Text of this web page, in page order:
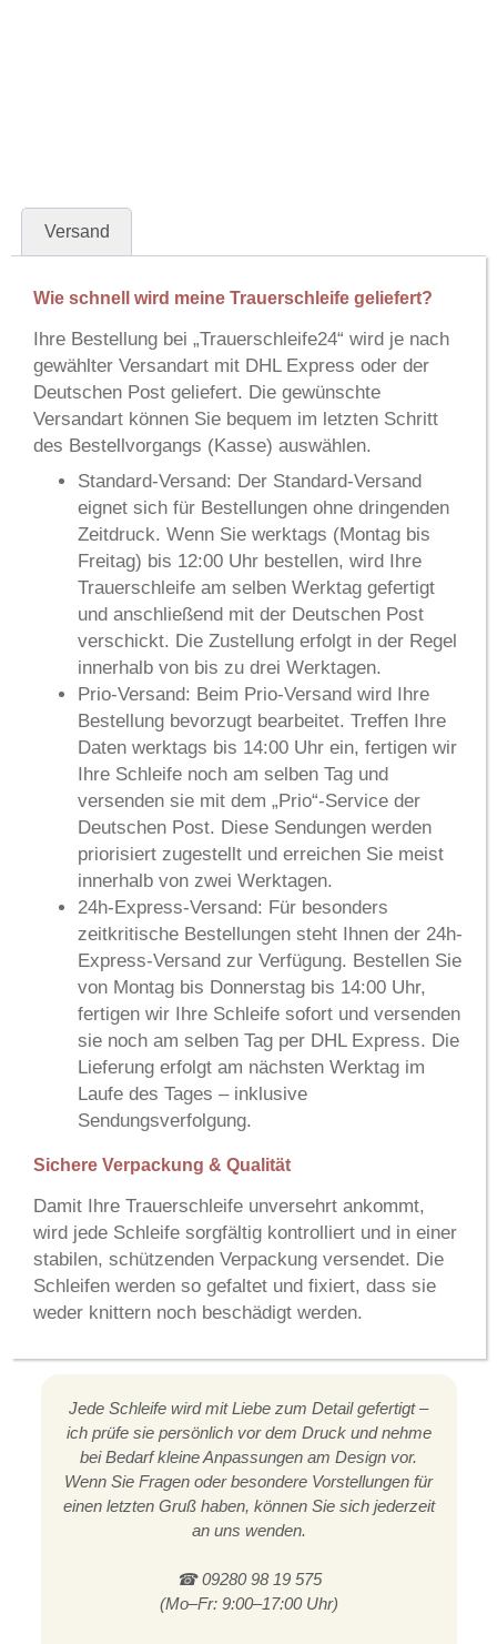
Versand
Wie schnell wird meine Trauerschleife geliefert?
Ihre Bestellung bei „Trauerschleife24“ wird je nach
gewählter Versandart mit DHL Express oder der
Deutschen Post geliefert. Die gewünschte
Versandart können Sie bequem im letzten Schritt
des Bestellvorgangs (Kasse) auswählen.
Standard-Versand: Der Standard-Versand
eignet sich für Bestellungen ohne dringenden
Zeitdruck. Wenn Sie werktags (Montag bis
Freitag) bis 12:00 Uhr bestellen, wird Ihre
Trauerschleife am selben Werktag gefertigt
und anschließend mit der Deutschen Post
verschickt. Die Zustellung erfolgt in der Regel
innerhalb von bis zu drei Werktagen.
Prio-Versand: Beim Prio-Versand wird Ihre
Bestellung bevorzugt bearbeitet. Treffen Ihre
Daten werktags bis 14:00 Uhr ein, fertigen wir
Ihre Schleife noch am selben Tag und
versenden sie mit dem „Prio“-Service der
Deutschen Post. Diese Sendungen werden
priorisiert zugestellt und erreichen Sie meist
innerhalb von zwei Werktagen.
24h-Express-Versand: Für besonders
zeitkritische Bestellungen steht Ihnen der 24h-
Express-Versand zur Verfügung. Bestellen Sie
von Montag bis Donnerstag bis 14:00 Uhr,
fertigen wir Ihre Schleife sofort und versenden
sie noch am selben Tag per DHL Express. Die
Lieferung erfolgt am nächsten Werktag im
Laufe des Tages – inklusive
Sendungsverfolgung.
Sichere Verpackung & Qualität
Damit Ihre Trauerschleife unversehrt ankommt,
wird jede Schleife sorgfältig kontrolliert und in einer
stabilen, schützenden Verpackung versendet. Die
Schleifen werden so gefaltet und fixiert, dass sie
weder knittern noch beschädigt werden.
Jede Schleife wird mit Liebe zum Detail gefertigt –
ich prüfe sie persönlich vor dem Druck und nehme
bei Bedarf kleine Anpassungen am Design vor.
Wenn Sie Fragen oder besondere Vorstellungen für
einen letzten Gruß haben, können Sie sich jederzeit
an uns wenden.
☎ 09280 98 19 575
(Mo–Fr: 9:00–17:00 Uhr)